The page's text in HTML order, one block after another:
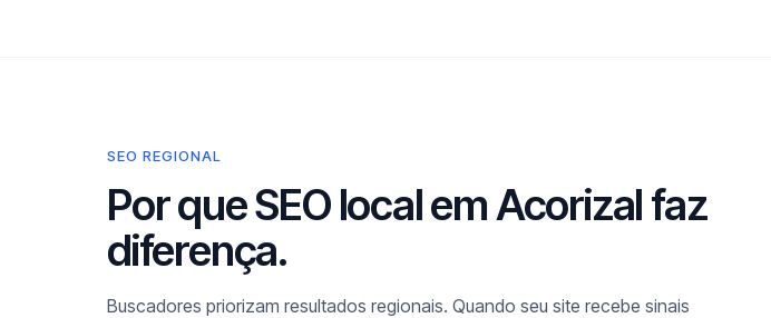
SEO REGIONAL
Por que SEO local em Acorizal faz
diferença.
Buscadores priorizam resultados regionais. Quando seu site recebe sinais